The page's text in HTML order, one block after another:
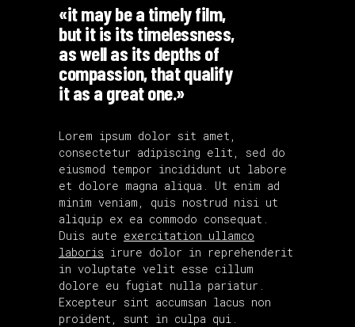
«it may be a timely film,
but it is its timelessness,
as well as its depths of
compassion, that qualify
it as a great one.»
Lorem ipsum dolor sit amet,
consectetur adipiscing elit, sed do
eiusmod tempor incididunt ut labore
et dolore magna aliqua. Ut enim ad
minim veniam, quis nostrud nisi ut
aliquip ex ea commodo consequat.
Duis aute exercitation ullamco
laboris irure dolor in reprehenderit
in voluptate velit esse cillum
dolore eu fugiat nulla pariatur.
Excepteur sint accumsan lacus non
proident, sunt in culpa qui.